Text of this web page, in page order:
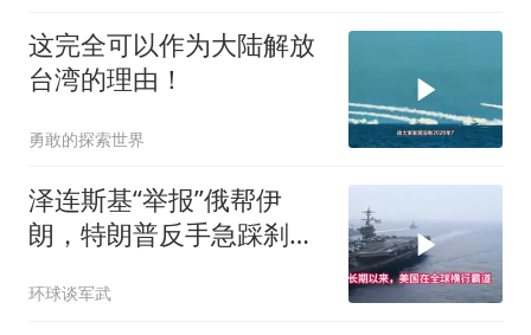
这完全可以作为大陆解放
台湾的理由！
勇敢的探索世界
泽连斯基“举报”俄帮伊
朗，特朗普反手急踩刹
环球谈军武